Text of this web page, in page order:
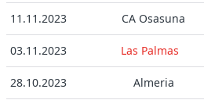
11.11.2023 CA Osasuna
03.11.2023 Las Palmas
28.10.2023 Almeria